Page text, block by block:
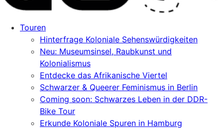
Touren
Hinterfrage Koloniale Sehenswürdigkeiten
Neu: Museumsinsel, Raubkunst und
Kolonialismus
Entdecke das Afrikanische Viertel
Schwarzer & Queerer Feminismus in Berlin
Coming soon: Schwarzes Leben in der DDR-
Bike Tour
Erkunde Koloniale Spuren in Hamburg